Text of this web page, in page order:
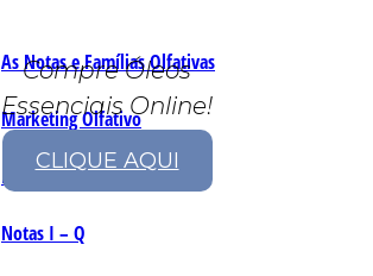
As Notas e Famílias Olfativas
Marketing Olfativo
Notas A – H
Notas I – Q
Compre Óleos
Essenciais Online!
CLIQUE AQUI